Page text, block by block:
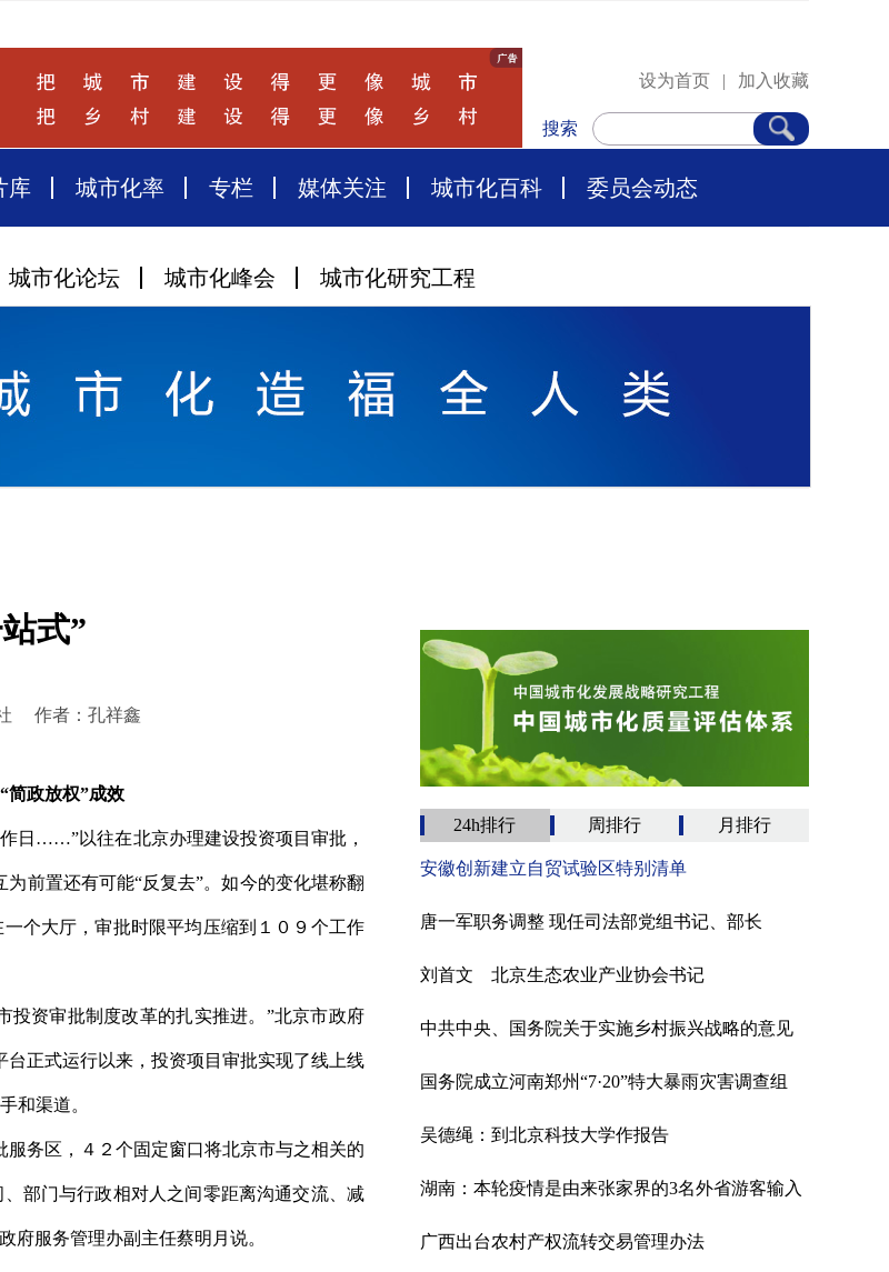
设为首页 | 加入收藏
搜索
库 城市化率 专栏 媒体关注 城市化百科 委员会动态
城市化论坛 城市化峰会 城市化研究工程
式”
社 作者：孔祥鑫
简政放权”成效
日……”以往在北京办理建设投资项目审批，
前置还有可能“反复去”。如今的变化堪称翻
个大厅，审批时限平均压缩到１０９个工作
资审批制度改革的扎实推进。”北京市政府
正式运行以来，投资项目审批实现了线上线
和渠道。
务区，４２个固定窗口将北京市与之相关的
部门与行政相对人之间零距离沟通交流、减
府服务管理办副主任蔡明月说。
24h排行 周排行 月排行
安徽创新建立自贸试验区特别清单
唐一军职务调整 现任司法部党组书记、部长
刘首文 北京生态农业产业协会书记
中共中央、国务院关于实施乡村振兴战略的意见
国务院成立河南郑州“7·20”特大暴雨灾害调查组
吴德绳：到北京科技大学作报告
湖南：本轮疫情是由来张家界的3名外省游客输入
广西出台农村产权流转交易管理办法